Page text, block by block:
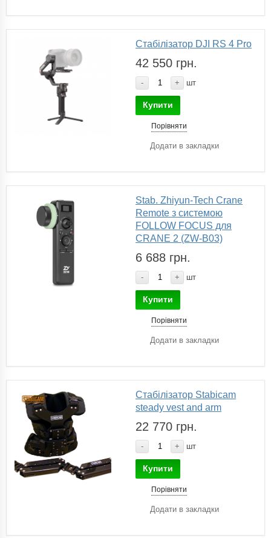
Стабілізатор DJI RS 4 Pro
42 550 грн.
- + шт
Купити
Порівняти
Додати в закладки
Stab. Zhiyun-Tech Crane
Remote з системою
FOLLOW FOCUS для
CRANE 2 (ZW-B03)
6 688 грн.
- + шт
Купити
Порівняти
Додати в закладки
Стабілізатор Stabicam
steady vest and arm
22 770 грн.
- + шт
Купити
Порівняти
Додати в закладки